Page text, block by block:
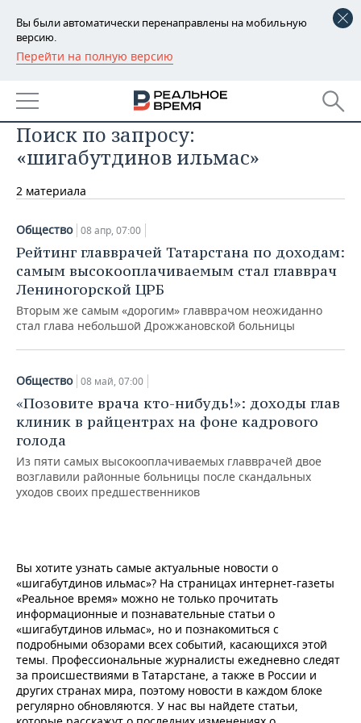
Вы были автоматически перенаправлены на мобильную
версию.
Перейти на полную версию
РЕГИОНЫ
БАШКОРТОСТАН
ТАТАРСТАН
УДМУРТИЯ
НОВОСТИ
АНАЛИТИКА
НОВОСТИ АНАЛИТИКИ
КОРОЛИ ГОСЗАКАЗА ПФО
ВУЗЫ ТАТАРСТАНА
КОМУ ПРИНАДЛЕЖАТ
ТОРГОВЫЕ ЦЕНТРЫ
ЭКОНОМИКА
ФИНАНСЫ
БАНКИ
БЮДЖЕТ
ИНВЕСТИЦИИ
НОВОСТИ
ПРОМЫШЛЕННОСТИ
АГРОПРОМ
МАШИНОСТРОЕНИЕ
НЕФТЬ
ОПК
ЭНЕРГЕТИКА
НЕДВИЖИМОСТЬ
НОВОСТИ НЕДВИЖИМОСТИ
АВТО
НОВОСТИ АВТО
БИЗНЕС
НОВОСТИ БИЗНЕСА
РОЗНИЧНАЯ ТОРГОВЛЯ
ТРАНСПОРТ
УСЛУГИ
ТЕХНОЛОГИИ
НОВОСТИ ТЕХНОЛОГИЙ
IT
МЕДИА
ТЕЛЕКОММУНИКАЦИИ
МЕРОПРИЯТИЯ
НОВОСТИ МЕРОПРИЯТИЙ
ВЫЕЗДНАЯ РЕДАКЦИЯ
БИЗНЕС-БРАНЧИ
ОТКРЫТАЯ ЛЕКЦИЯ
СПОРТ
НОВОСТИ СПОРТА
ФУТБОЛ
БАСКЕТБОЛ
ВОЛЕЙБОЛ
КИБЕРСПОРТ
ФИГУРНОЕ КАТАНИЕ
ОБЩЕСТВО
НОВОСТИ ОБЩЕСТВА
ИНФРАСТРУКТУРА
ИСТОРИЯ
КУЛЬТУРА
МЕДИЦИНА
ФОТОГАЛЕРЕЯ
СПРАВОЧНИК
СПИСОК ПЕРСОН
СПИСОК КОМПАНИЙ
ПОЛНАЯ ВЕРСИЯ
Поиск по запросу:
«шигабутдинов ильмас»
2 материала
Общество 08 апр, 07:00
Рейтинг главврачей Татарстана по доходам:
самым высокооплачиваемым стал главврач
Лениногорской ЦРБ
Вторым же самым «дорогим» главврачом неожиданно
стал глава небольшой Дрожжановской больницы
Общество 08 май, 07:00
«Позовите врача кто-нибудь!»: доходы глав
клиник в райцентрах на фоне кадрового
голода
Из пяти самых высокооплачиваемых главврачей двое
возглавили районные больницы после скандальных
уходов своих предшественников
Вы хотите узнать самые актуальные новости о
«шигабутдинов ильмас»? На страницах интернет-газеты
«Реальное время» можно не только прочитать
информационные и познавательные статьи о
«шигабутдинов ильмас», но и познакомиться с
подробными обзорами всех событий, касающихся этой
темы. Профессиональные журналисты ежедневно следят
за происшествиями в Татарстане, а также в России и
других странах мира, поэтому новости в каждом блоке
регулярно обновляются. У нас вы найдете статьи,